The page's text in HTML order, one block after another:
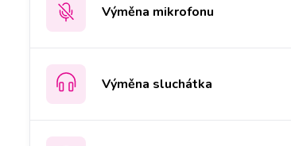
Výměna mikrofonu
Výměna sluchátka